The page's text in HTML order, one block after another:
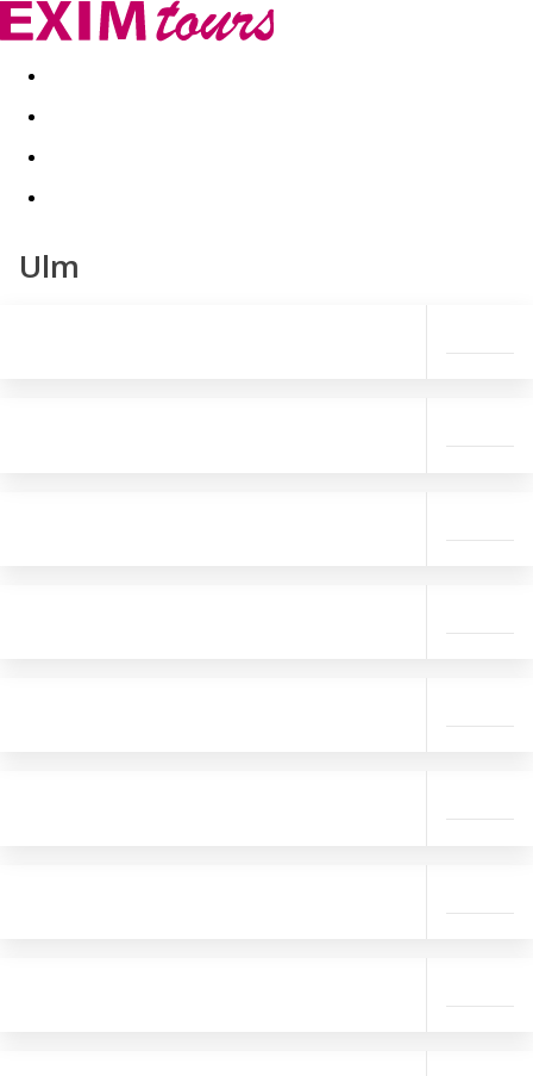
Akční nabídky Last minute
Ulm